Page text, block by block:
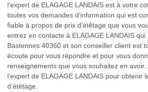
l’expert de ELAGAGE LANDAIS est à votre
toutes vos demandes d’information qui est
fiable à propos de prix d’étêtage que vous
entrez en contacte à ELAGAGE LANDAIS
Bastennes 40360 et son conseiller client est
écoute pour vous répondre et pour vous
renseignements que vous souhaitez en avoir.
l’expert de ELAGAGE LANDAIS pour obtenir
d’étêtage.